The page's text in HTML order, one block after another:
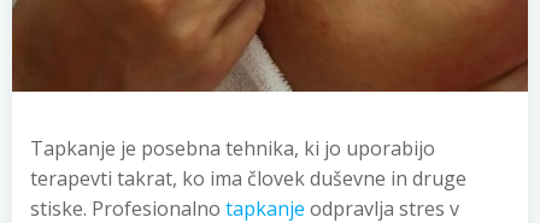
Tapkanje je posebna tehnika, ki jo uporabijo
terapevti takrat, ko ima človek duševne in druge
stiske. Profesionalno tapkanje odpravlja stres v